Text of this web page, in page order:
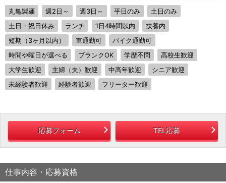
丸亀製麺 週2日～ 週3日～ 平日のみ
土日のみ
土日・祝日休み
ランチ 1日4時間以内
扶養内
短期（3ヶ月以内）
車通勤可
バイク通勤可
時間や曜日が選べる
ブランクOK 学歴不問
高校生歓迎
大学生歓迎
主婦（夫）歓迎 中高年歓迎
シニア歓迎
未経験者歓迎
経験者歓迎 フリーター歓迎
応募フォーム TEL応募
仕事内容・応募資格